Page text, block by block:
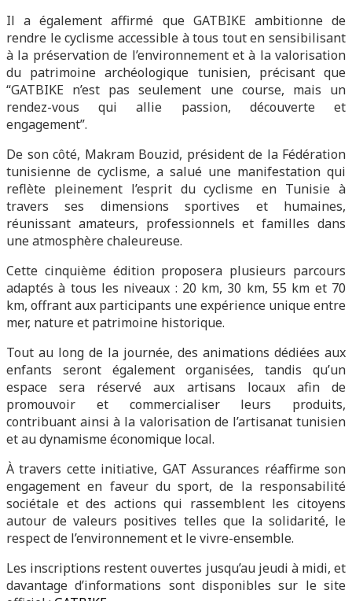
Il a également affirmé que GATBIKE ambitionne de
rendre le cyclisme accessible à tous tout en sensibilisant
à la préservation de l’environnement et à la valorisation
du patrimoine archéologique tunisien, précisant que
“GATBIKE n’est pas seulement une course, mais un
rendez-vous qui allie passion, découverte et
engagement”.
De son côté, Makram Bouzid, président de la Fédération
tunisienne de cyclisme, a salué une manifestation qui
reflète pleinement l’esprit du cyclisme en Tunisie à
travers ses dimensions sportives et humaines,
réunissant amateurs, professionnels et familles dans
une atmosphère chaleureuse.
Cette cinquième édition proposera plusieurs parcours
adaptés à tous les niveaux : 20 km, 30 km, 55 km et 70
km, offrant aux participants une expérience unique entre
mer, nature et patrimoine historique.
Tout au long de la journée, des animations dédiées aux
enfants seront également organisées, tandis qu’un
espace sera réservé aux artisans locaux afin de
promouvoir et commercialiser leurs produits,
contribuant ainsi à la valorisation de l’artisanat tunisien
et au dynamisme économique local.
À travers cette initiative, GAT Assurances réaffirme son
engagement en faveur du sport, de la responsabilité
sociétale et des actions qui rassemblent les citoyens
autour de valeurs positives telles que la solidarité, le
respect de l’environnement et le vivre-ensemble.
Les inscriptions restent ouvertes jusqu’au jeudi à midi, et
davantage d’informations sont disponibles sur le site